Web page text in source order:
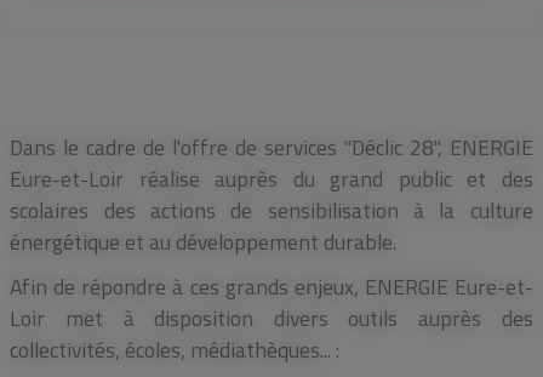
Dans le cadre de l'offre de services "Déclic 28", ENERGIE
Eure-et-Loir réalise auprès du grand public et des
scolaires des actions de sensibilisation à la culture
énergétique et au développement durable.
Afin de répondre à ces grands enjeux, ENERGIE Eure-et-
Loir met à disposition divers outils auprès des
collectivités, écoles, médiathèques... :